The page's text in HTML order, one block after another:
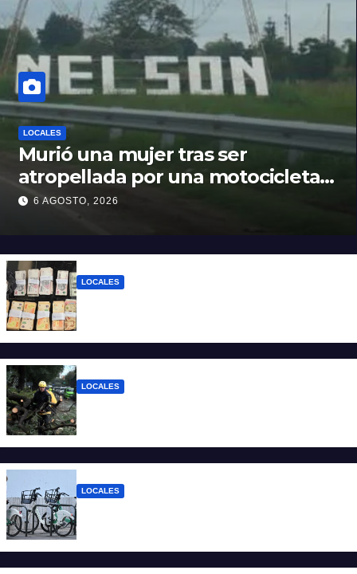
LOCALES
Murió una mujer tras ser
atropellada por una motocicleta
en Nelson
6 AGOSTO, 2026
LOCALES
LOCALES
LOCALES